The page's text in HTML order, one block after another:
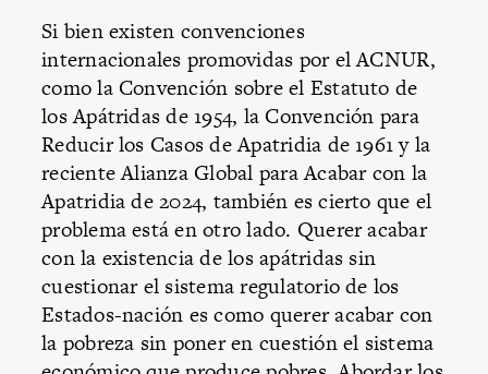
Si bien existen convenciones
internacionales promovidas por el ACNUR,
como la Convención sobre el Estatuto de
los Apátridas de 1954, la Convención para
Reducir los Casos de Apatridia de 1961 y la
reciente Alianza Global para Acabar con la
Apatridia de 2024, también es cierto que el
problema está en otro lado. Querer acabar
con la existencia de los apátridas sin
cuestionar el sistema regulatorio de los
Estados-nación es como querer acabar con
la pobreza sin poner en cuestión el sistema